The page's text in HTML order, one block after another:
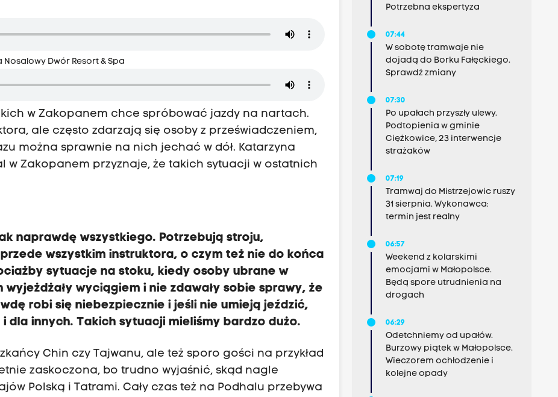
Dwór Resort & Spa
w Zakopanem chce spróbować jazdy na nartach.
ale często zdarzają się osoby z przeświadczeniem,
można sprawnie na nich jechać w dół. Katarzyna
w Zakopanem przyznaje, że takich sytuacji w ostatnich
naprawdę wszystkiego. Potrzebują stroju,
wszystkim instruktora, o czym też nie do końca
sytuacje na stoku, kiedy osoby ubrane w
wyciągiem i nie zdawały sobie sprawy, że
robi się niebezpiecznie i jeśli nie umieją jeździć,
dla innych. Takich sytuacji mieliśmy bardzo dużo.
Chin czy Tajwanu, ale też sporo gości na przykład
zaskoczona, bo trudno wyjaśnić, skąd nagle
Polską i Tatrami. Cały czas też na Podhalu przebywa
Potrzebna ekspertyza
07:44
W sobotę tramwaje nie
dojadą do Borku Fałęckiego.
Sprawdź zmiany
07:30
Po upałach przyszły ulewy.
Podtopienia w gminie
Ciężkowice, 23 interwencje
strażaków
07:19
Tramwaj do Mistrzejowic ruszy
31 sierpnia. Wykonawca:
termin jest realny
06:57
Weekend z kolarskimi
emocjami w Małopolsce.
Będą spore utrudnienia na
drogach
06:29
Odetchniemy od upałów.
Burzowy piątek w Małopolsce.
Wieczorem ochłodzenie i
kolejne opady